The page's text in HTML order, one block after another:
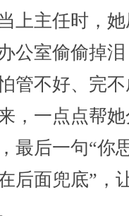
上主任时，
公室偷偷掉
管不好、完
，一点点帮
最后一句“你
后面兜底”，